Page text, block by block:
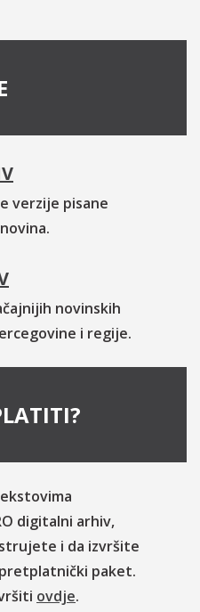
verzije pisane
novinskih
i regije.
digitalni arhiv,
i da izvršite
paket.
ovdje.